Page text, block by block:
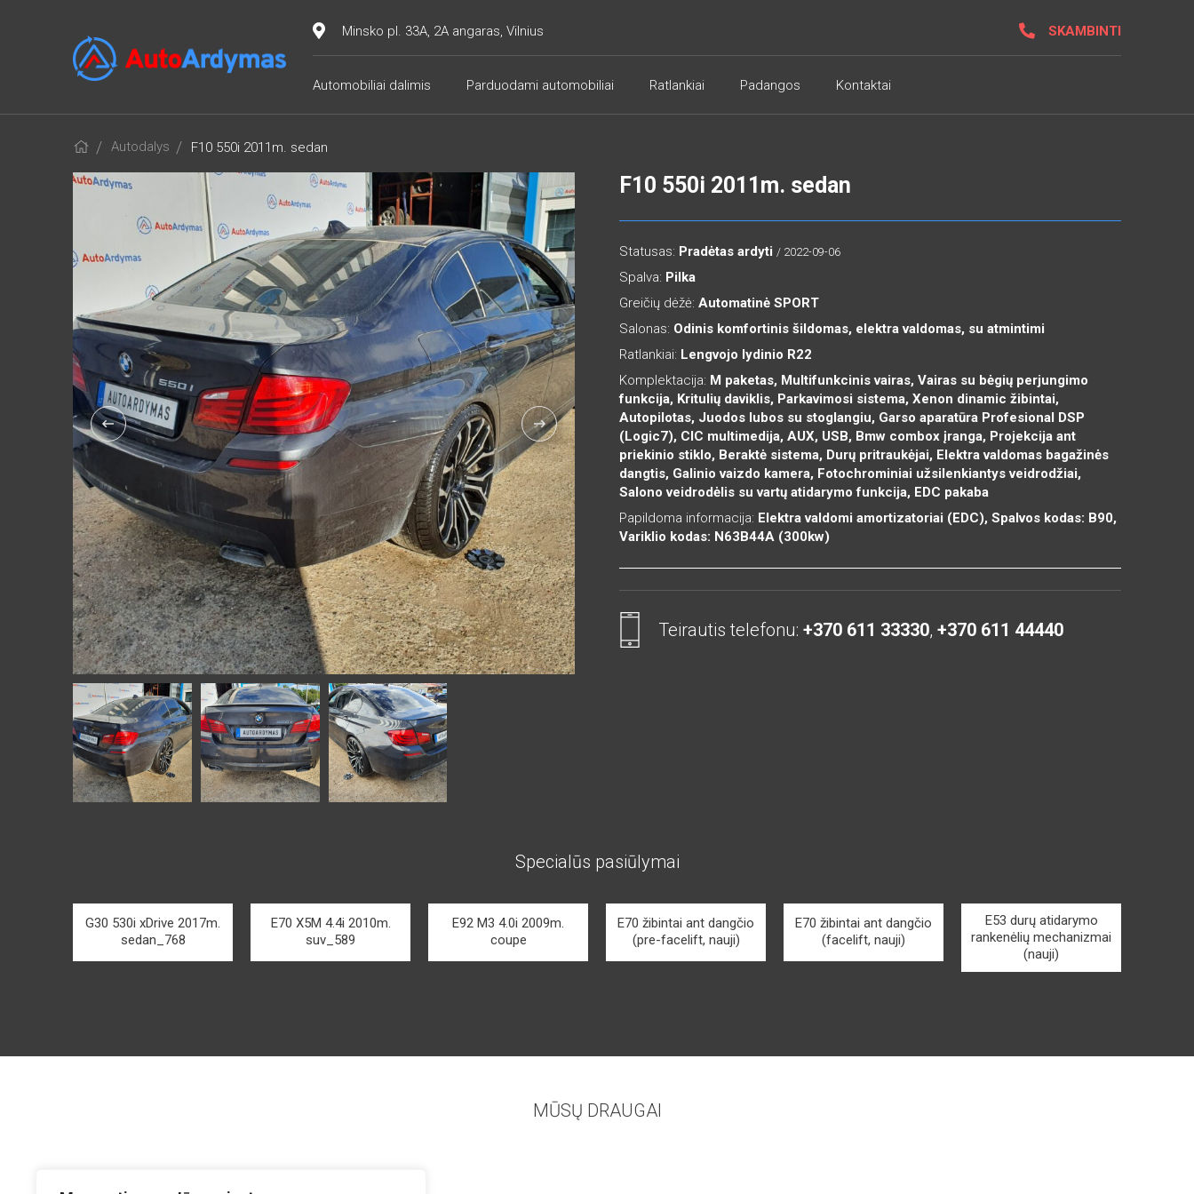
Minsko pl. 33A, 2A angaras, Vilnius SKAMBINTI
Automobiliai dalimis Parduodami automobiliai Ratlankiai Padangos Kontaktai
Autodalys F10 550i 2011m. sedan
F10 550i 2011m. sedan
Statusas: Pradėtas ardyti / 2022-09-06
Spalva: Pilka
Greičių dėžė: Automatinė SPORT
Salonas: Odinis komfortinis šildomas, elektra valdomas, su atmintimi
Ratlankiai: Lengvojo lydinio R22
Komplektacija: M paketas, Multifunkcinis vairas, Vairas su bėgių perjungimo
funkcija, Kritulių daviklis, Parkavimosi sistema, Xenon dinamic žibintai,
Autopilotas, Juodos lubos su stoglangiu, Garso aparatūra Profesional DSP
(Logic7), CIC multimedija, AUX, USB, Bmw combox įranga, Projekcija ant
priekinio stiklo, Beraktė sistema, Durų pritraukėjai, Elektra valdomas bagažinės
dangtis, Galinio vaizdo kamera, Fotochrominiai užsilenkiantys veidrodžiai,
Salono veidrodėlis su vartų atidarymo funkcija, EDC pakaba
Papildoma informacija: Elektra valdomi amortizatoriai (EDC), Spalvos kodas: B90,
Variklio kodas: N63B44A (300kw)
Teirautis telefonu: +370 611 33330, +370 611 44440
Specialūs pasiūlymai
G30 530i xDrive 2017m.
sedan_768
E70 X5M 4.4i 2010m.
suv_589
E92 M3 4.0i 2009m.
coupe
E70 žibintai ant dangčio
(pre-facelift, nauji)
E70 žibintai ant dangčio
(facelift, nauji)
E53 durų atidarymo
rankenėlių mechanizmai
(nauji)
MŪSŲ DRAUGAI